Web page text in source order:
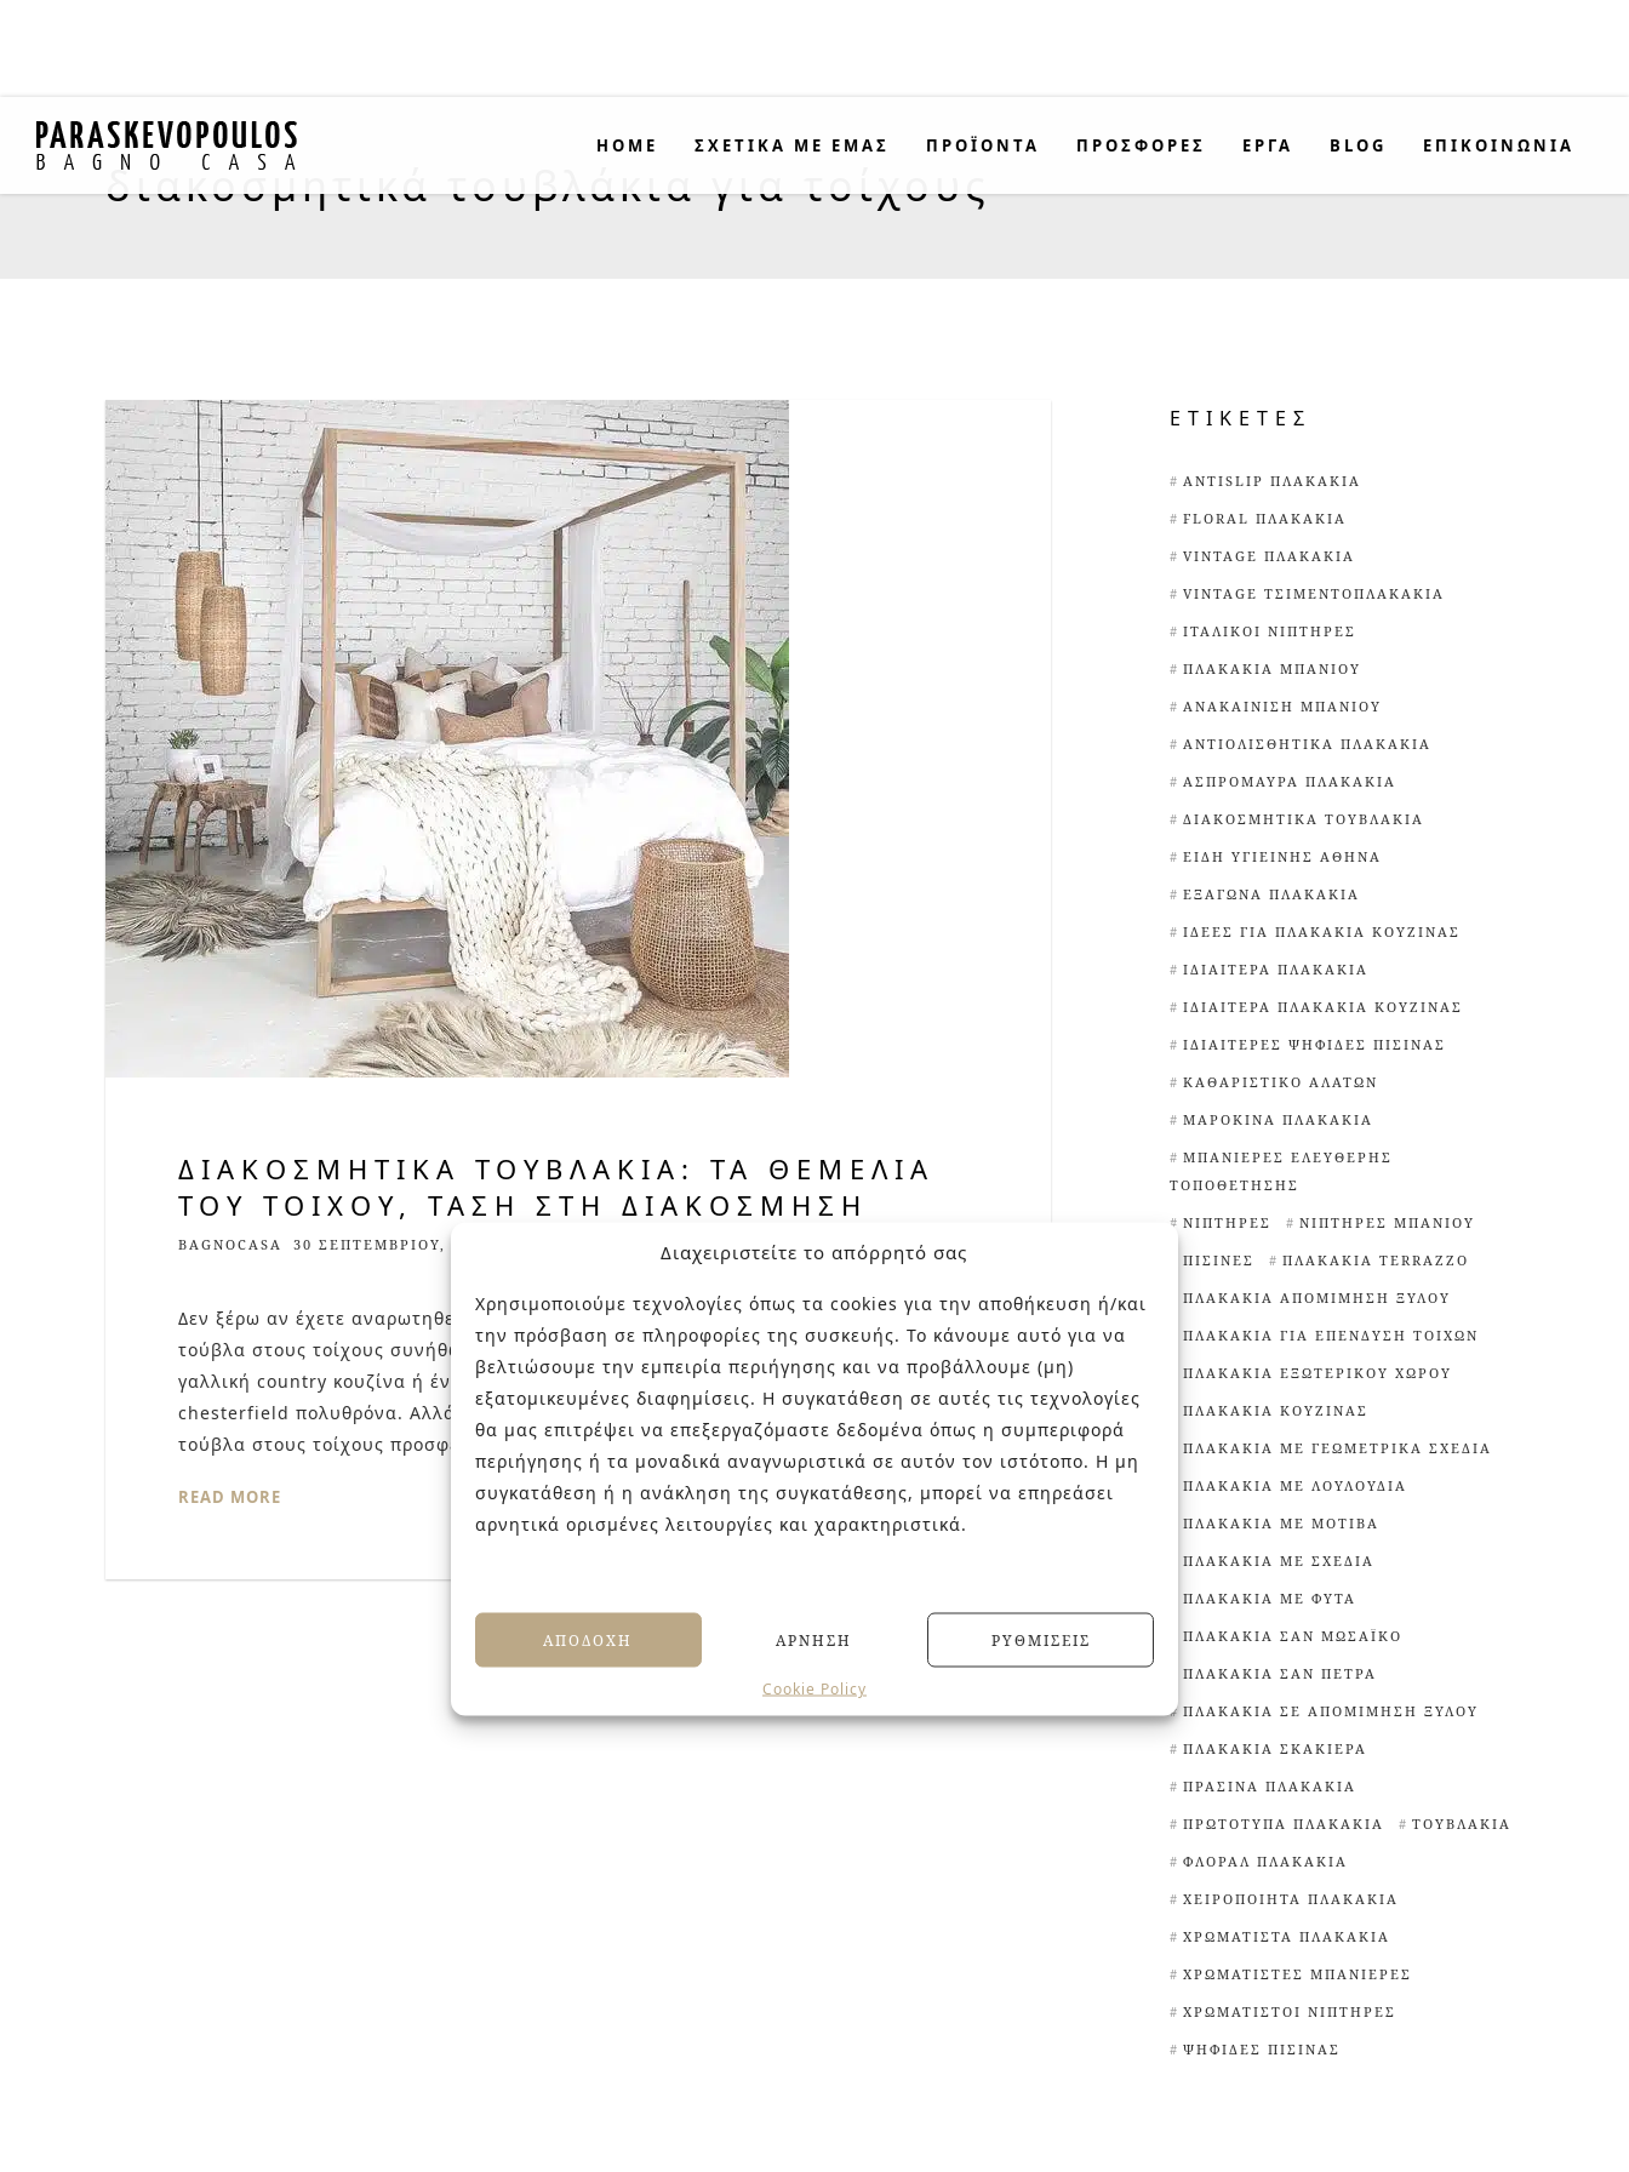
Διαχειριστείτε το απόρρητό σας
Χρησιμοποιούμε τεχνολογίες όπως τα cookies για την αποθήκευση ή/και
την πρόσβαση σε πληροφορίες της συσκευής. Το κάνουμε αυτό για να
βελτιώσουμε την εμπειρία περιήγησης και να προβάλλουμε (μη)
εξατομικευμένες διαφημίσεις. Η συγκατάθεση σε αυτές τις τεχνολογίες
θα μας επιτρέψει να επεξεργαζόμαστε δεδομένα όπως η συμπεριφορά
περιήγησης ή τα μοναδικά αναγνωριστικά σε αυτόν τον ιστότοπο. Η μη
συγκατάθεση ή η ανάκληση της συγκατάθεσης, μπορεί να επηρεάσει
αρνητικά ορισμένες λειτουργίες και χαρακτηριστικά.
ΑΠΟΔΟΧΉ ΆΡΝΗΣΗ ΡΥΘΜΊΣΕΙΣ
Cookie Policy
HOME ΣΧΕΤΙΚΑ ΜΕ ΕΜΑΣ ΠΡΟΪΟΝΤΑ ΠΡΟΣΦΟΡΈΣ ΕΡΓΑ BLOG ΕΠΙΚΟΙΝΩΝΊΑ
διακοσμητικά τουβλάκια για τοίχους
ΔΙΑΚΟΣΜΗΤΙΚΆ ΤΟΥΒΛΆΚΙΑ: ΤΑ ΘΕΜΈΛΙΑ
ΤΟΥ ΤΟΊΧΟΥ, ΤΆΣΗ ΣΤΗ ΔΙΑΚΌΣΜΗΣΗ
BAGNOCASA 30 ΣΕΠΤΕΜΒΡΊΟΥ, 2017
Δεν ξέρω αν έχετε αναρωτηθεί κι εσείς γιατί όλες οι industrial φωτογραφίες με
τούβλα στους τοίχους συνήθως προέρχονται από κάποιο νεοϋορκέζικο loft, μια
γαλλική country κουζίνα ή έναν τοίχο κάποιου λονδρέζικου σαλονιού πίσω από μια
chesterfield πολυθρόνα. Αλλά η απάντηση, ίσως, βρίσκεται στο γεγονός πως τα
τούβλα στους τοίχους προσφέρουν επιπλέον μόνωση σε χώρες με…
READ MORE
ΕΤΙΚΈΤΕΣ
ANTISLIP ΠΛΑΚΆΚΙΑ
FLORAL ΠΛΑΚΆΚΙΑ
VINTAGE ΠΛΑΚΆΚΙΑ
VINTAGE ΤΣΙΜΕΝΤΟΠΛΑΚΆΚΙΑ
ΙΤΑΛΙΚΟΊ ΝΙΠΤΉΡΕΣ
ΠΛΑΚΆΚΙΑ ΜΠΆΝΙΟΥ
ΑΝΑΚΑΊΝΙΣΗ ΜΠΆΝΙΟΥ
ΑΝΤΙΟΛΙΣΘΗΤΙΚΆ ΠΛΑΚΆΚΙΑ
ΑΣΠΡΌΜΑΥΡΑ ΠΛΑΚΆΚΙΑ
ΔΙΑΚΟΣΜΗΤΙΚΆ ΤΟΥΒΛΆΚΙΑ
ΕΊΔΗ ΥΓΙΕΙΝΉΣ ΑΘΉΝΑ
ΕΞΆΓΩΝΑ ΠΛΑΚΆΚΙΑ
ΙΔΈΕΣ ΓΙΑ ΠΛΑΚΆΚΙΑ ΚΟΥΖΊΝΑΣ
ΙΔΙΑΊΤΕΡΑ ΠΛΑΚΆΚΙΑ
ΙΔΙΑΊΤΕΡΑ ΠΛΑΚΆΚΙΑ ΚΟΥΖΊΝΑΣ
ΙΔΙΑΊΤΕΡΕΣ ΨΗΦΊΔΕΣ ΠΙΣΊΝΑΣ
ΚΑΘΑΡΙΣΤΙΚΌ ΑΛΆΤΩΝ
ΜΑΡΟΚΙΝΆ ΠΛΑΚΆΚΙΑ
ΜΠΑΝΙΈΡΕΣ ΕΛΕΎΘΕΡΗΣ
ΤΟΠΟΘΈΤΗΣΗΣ
ΝΙΠΤΉΡΕΣ ΝΙΠΤΉΡΕΣ ΜΠΆΝΙΟΥ
ΠΙΣΊΝΕΣ ΠΛΑΚΆΚΙΑ TERRAZZO
ΠΛΑΚΆΚΙΑ ΑΠΟΜΊΜΗΣΗ ΞΎΛΟΥ
ΠΛΑΚΆΚΙΑ ΓΙΑ ΕΠΈΝΔΥΣΗ ΤΟΊΧΩΝ
ΠΛΑΚΆΚΙΑ ΕΞΩΤΕΡΙΚΟΎ ΧΏΡΟΥ
ΠΛΑΚΆΚΙΑ ΚΟΥΖΊΝΑΣ
ΠΛΑΚΆΚΙΑ ΜΕ ΓΕΩΜΕΤΡΙΚΆ ΣΧΈΔΙΑ
ΠΛΑΚΆΚΙΑ ΜΕ ΛΟΥΛΟΎΔΙΑ
ΠΛΑΚΆΚΙΑ ΜΕ ΜΟΤΊΒΑ
ΠΛΑΚΆΚΙΑ ΜΕ ΣΧΈΔΙΑ
ΠΛΑΚΆΚΙΑ ΜΕ ΦΥΤΆ
ΠΛΑΚΆΚΙΑ ΣΑΝ ΜΩΣΑΪΚΌ
ΠΛΑΚΆΚΙΑ ΣΑΝ ΠΈΤΡΑ
ΠΛΑΚΆΚΙΑ ΣΕ ΑΠΟΜΊΜΗΣΗ ΞΎΛΟΥ
ΠΛΑΚΆΚΙΑ ΣΚΑΚΙΈΡΑ
ΠΡΆΣΙΝΑ ΠΛΑΚΆΚΙΑ
ΠΡΩΤΌΤΥΠΑ ΠΛΑΚΆΚΙΑ ΤΟΥΒΛΆΚΙΑ
ΦΛΟΡΆΛ ΠΛΑΚΆΚΙΑ
ΧΕΙΡΟΠΟΊΗΤΑ ΠΛΑΚΆΚΙΑ
ΧΡΩΜΑΤΙΣΤΆ ΠΛΑΚΆΚΙΑ
ΧΡΩΜΑΤΙΣΤΈΣ ΜΠΑΝΙΈΡΕΣ
ΧΡΩΜΑΤΙΣΤΟΊ ΝΙΠΤΉΡΕΣ
ΨΗΦΊΔΕΣ ΠΙΣΊΝΑΣ